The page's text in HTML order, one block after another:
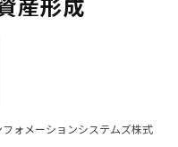
フォメーションシステムズ株式